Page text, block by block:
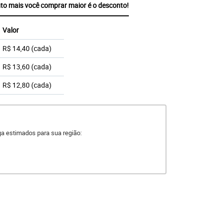
mais você comprar maior é o desconto!
Valor
R$ 14,40 (cada)
R$ 13,60 (cada)
R$ 12,80 (cada)
estimados para sua região: